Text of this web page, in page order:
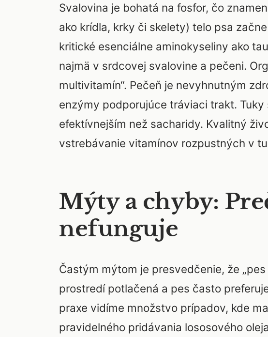
Svalovina je bohatá na fosfor, čo
ako krídla, krky či skelety) telo psa
kritické esenciálne aminokyseliny ako
najmä v srdcovej svalovine a pečeni.
multivitamín“. Pečeň je nevyhnutným
enzýmy podporujúce tráviaci trakt.
efektívnejším než sacharidy. Kvalitný
vstrebávanie vitamínov rozpustných v
Mýty a chyby:
nefunguje
Častým mýtom je presvedčenie, že
prostredí potlačená a pes často
praxe vidíme množstvo prípadov, kde
pravidelného pridávania lososového